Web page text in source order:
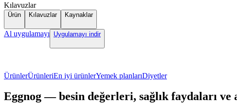
Kılavuzlar
Ürün Kılavuzlar Kaynaklar
Al uygulamayı Uygulamayı indir
ÜrünlerÜrünleriEn iyi ürünlerYemek planlarıDiyetler
Eggnog — besin değerleri, sağlık faydaları ve